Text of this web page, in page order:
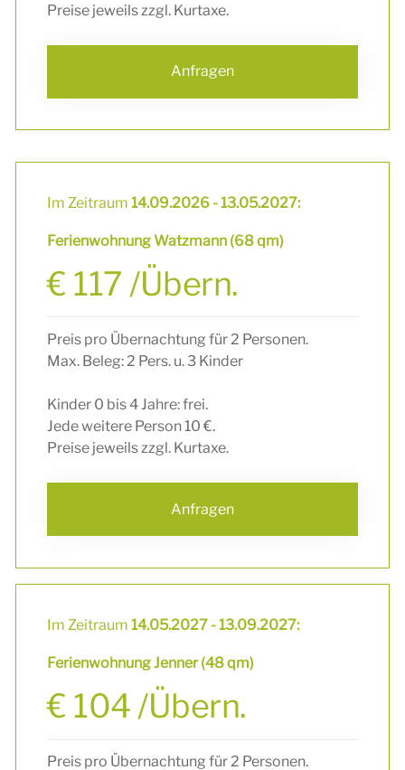
Preise jeweils zzgl. Kurtaxe.
Anfragen
Im Zeitraum14.09.2026 - 13.05.2027:
Ferienwohnung Watzmann (68 qm)
€ 117 /Übern.
Preis pro Übernachtung für 2 Personen.
Max. Beleg: 2 Pers. u. 3 Kinder
Kinder 0 bis 4 Jahre: frei.
Jede weitere Person 10 €.
Preise jeweils zzgl. Kurtaxe.
Anfragen
Im Zeitraum14.05.2027 - 13.09.2027:
Ferienwohnung Jenner (48 qm)
€ 104 /Übern.
Preis pro Übernachtung für 2 Personen.